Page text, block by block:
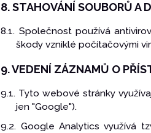
8. STAHOVÁNÍ SOUBORŮ A
8.1. Společnost používá
škody vzniklé počítačovými
9. VEDENÍ ZÁZNAMŮ O
9.1. Tyto webové stránky
jen "Google").
9.2. Google Analytics využívá